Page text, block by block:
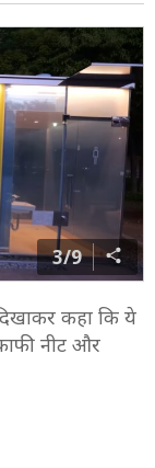
3/9
कहा कि ये
नीट और